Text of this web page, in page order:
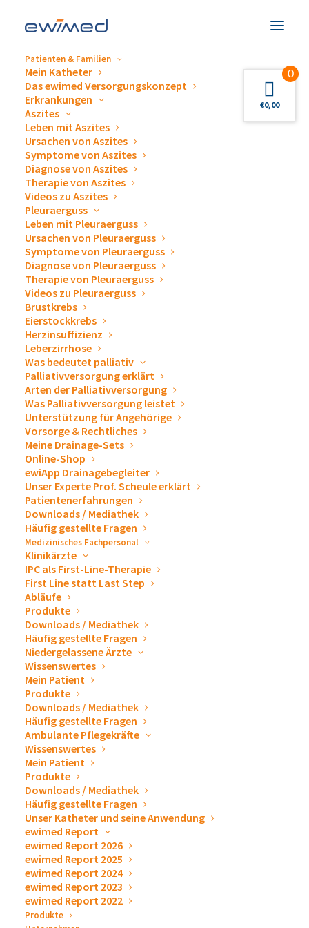
Patienten & Familien
Mein Katheter
Das ewimed Versorgungskonzept
Erkrankungen
Aszites
Leben mit Aszites
Ursachen von Aszites
Symptome von Aszites
Diagnose von Aszites
Therapie von Aszites
Videos zu Aszites
Pleuraerguss
Leben mit Pleuraerguss
Ursachen von Pleuraerguss
Symptome von Pleuraerguss
Diagnose von Pleuraerguss
Therapie von Pleuraerguss
Videos zu Pleuraerguss
Brustkrebs
Eierstockkrebs
Herzinsuffizienz
Leberzirrhose
Was bedeutet palliativ
Palliativversorgung erklärt
Arten der Palliativversorgung
Was Palliativversorgung leistet
Unterstützung für Angehörige
Vorsorge & Rechtliches
Meine Drainage-Sets
Online-Shop
ewiApp Drainagebegleiter
Unser Experte Prof. Scheule erklärt
Patientenerfahrungen
Downloads / Mediathek
Häufig gestellte Fragen
Medizinisches Fachpersonal
Klinikärzte
IPC als First-Line-Therapie
First Line statt Last Step
Abläufe
Produkte
Downloads / Mediathek
Häufig gestellte Fragen
Niedergelassene Ärzte
Wissenswertes
Mein Patient
Produkte
Downloads / Mediathek
Häufig gestellte Fragen
Ambulante Pflegekräfte
Wissenswertes
Mein Patient
Produkte
Downloads / Mediathek
Häufig gestellte Fragen
Unser Katheter und seine Anwendung
ewimed Report
ewimed Report 2026
ewimed Report 2025
ewimed Report 2024
ewimed Report 2023
ewimed Report 2022
Produkte
Jahresrückblick 2022
Egon und Lotta Wiest blicken auf das
erfolgreiche Jahr 2022 zurück und berichten
von den Projekten und Events. Gemeinsam
mit den ewimed-Mitarbeiter:innen freuen
sie sich auf die kommenden Ziele in 2023.
Sie sehen gerade einen Platzhalterinhalt
von YouTube
Inhalt zuzugreifen, klicken Sie auf die
Schaltfläche unten. Bitte beachten Sie,
dass dabei Daten an Drittanbieter
weitergegeben werden.
Mehr Informationen
Inhalt entsperren
Erforderlichen Service
entsperren
Das Jahr 2022 war geprägt von persönlichen
Begegnungen und großen Projekten: Nach einer
langen Phase des Abstand Haltens und der Isolierung
konnten bei den monatlichenCome Together
Wednesday, demSommerfest
Weihnachtsfeier, beimewiletten-Tag
die gemeinsamen Aktivitäten wieder realisiert als auch
der Austausch untereinander gefördert werden.
Doch wer viel feiern kann, der mag auch viel arbeiten!
Die großen Projekte in 2022 verteilten sich über das
Jahr.
Am Anfang des Jahres stand die Publizierung des
ewimed Report 202
Ergebnisse zusammengefasst und Allen zur Verfügung
gestellt werden. Der ewimed Report dient zum
Nachschlagen für den Bereich Pleuraerguss sowie
Aszites und wird von behandelnden Ärzten,
medizinischem Fachpersonal und Interessierten
genutzt. Außerdem bietet der
Informationen zur Therapiemöglichkeit mittels eines
subkutan getunnelten Katheters. Unsere langjährige
Erfahrung ermöglichte es uns einen Überblick zur
aktuellen Studienlage zum getunnelten Katheter
sowie eine ausführliches Literaturverzeichnis zu
erstellen.
0
€0,00